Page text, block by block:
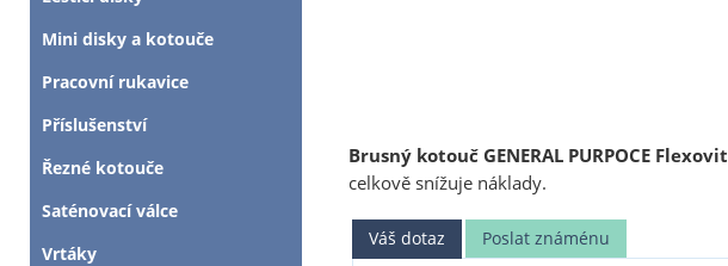
Brusný kotouč GENERAL PURPOCE Flexovit
celkově snížuje náklady.
Váš dotaz Poslat známénu
Mini disky a kotouče
Pracovní rukavice
Příslušenství
Řezné kotouče
Saténovací válce
Vrtáky